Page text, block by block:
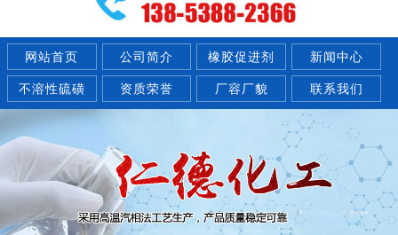
网站首页 公司简介 橡胶促进剂 新闻中心
不溶性硫磺 资质荣誉 厂容厂貌 联系我们